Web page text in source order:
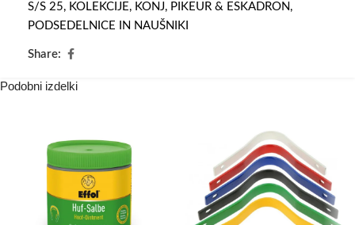
S/S 25, KOLEKCIJE, KONJ, PIKEUR & ESKADRON ,
PODSEDELNICE IN NAUŠNIKI
Share:
Podobni izdelki